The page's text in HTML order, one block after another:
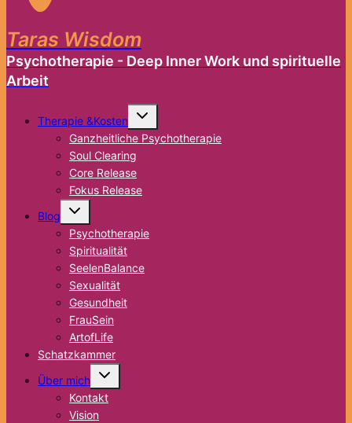
Taras Wisdom
Psychotherapie - Deep Inner Work und spirituelle
Arbeit
Therapie &Kosten
Untermenü
Ganzheitliche Psychotherapie
Soul Clearing
Core Release
Fokus Release
Blog
Untermenü
Psychotherapie
Spiritualität
SeelenBalance
Sexualität
Gesundheit
FrauSein
ArtofLife
Schatzkammer
Über mich
Untermenü
Kontakt
Vision